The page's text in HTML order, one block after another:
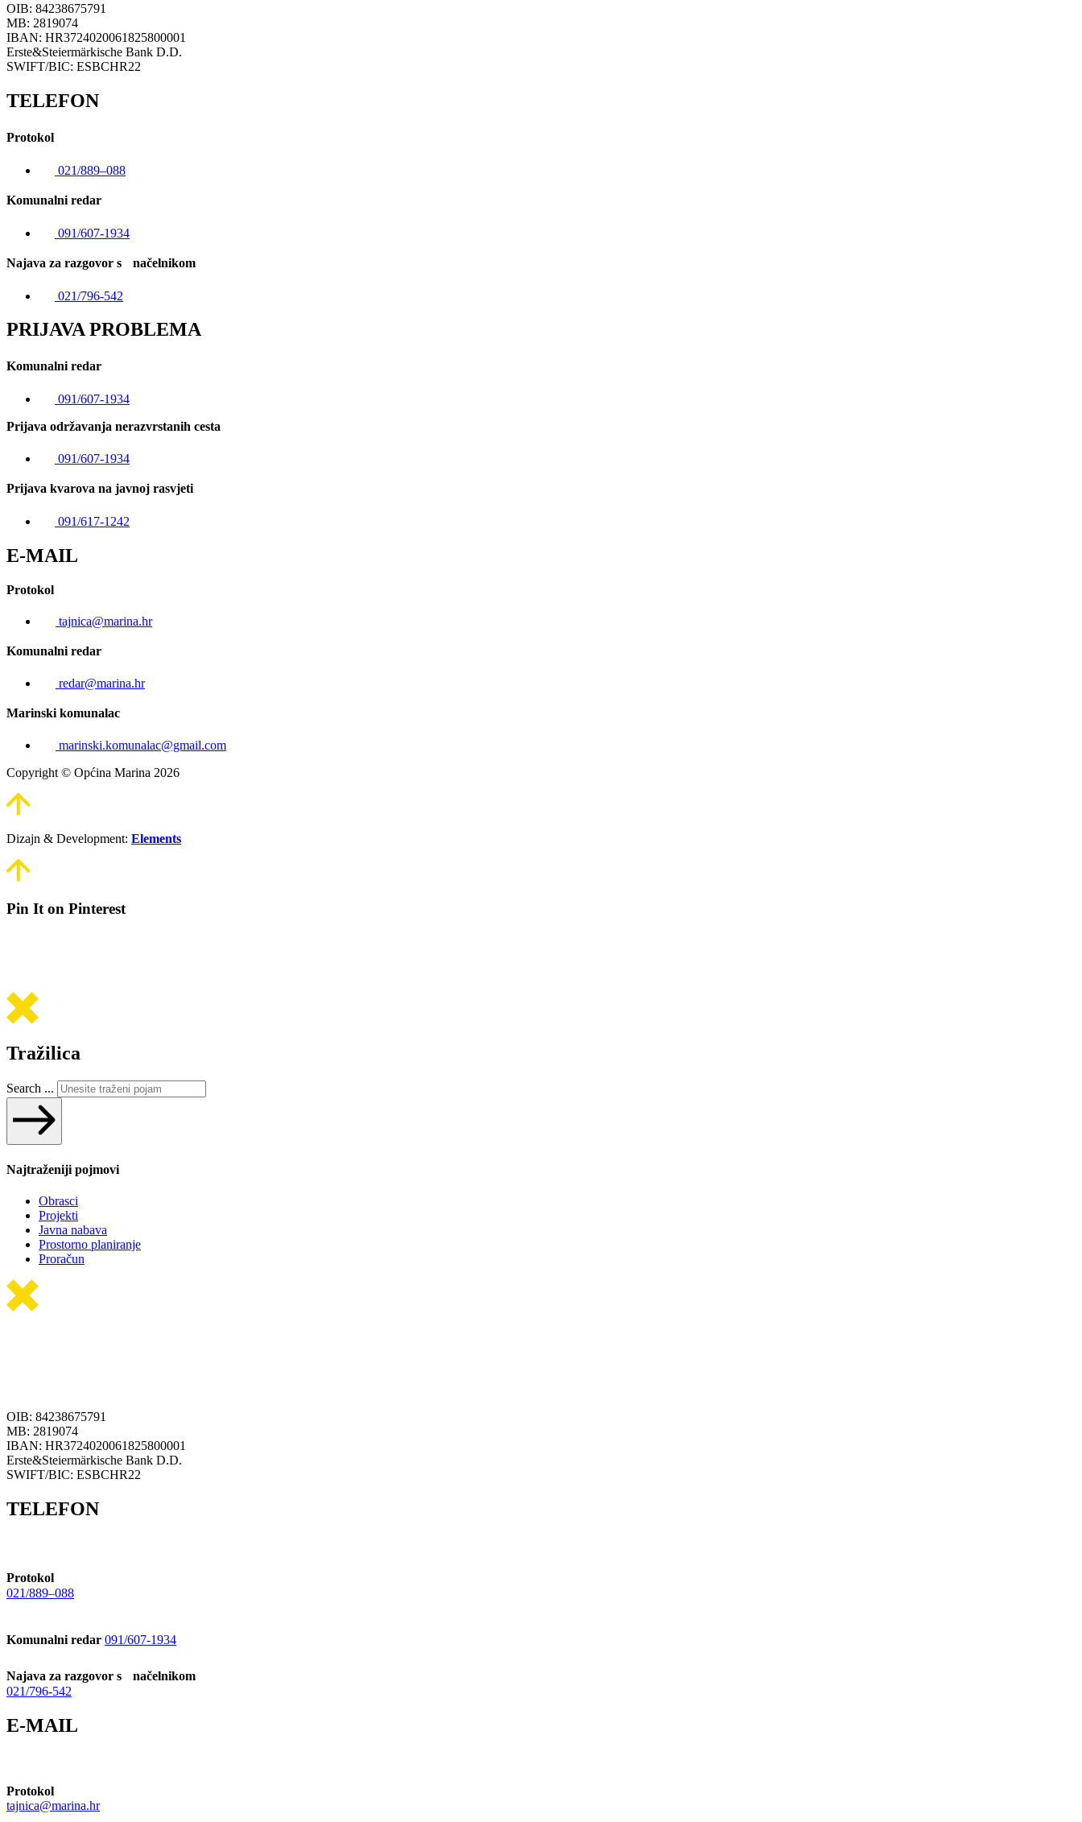
OIB: 84238675791
MB: 2819074
IBAN: HR3724020061825800001
Erste&Steiermärkische Bank D.D.
SWIFT/BIC: ESBCHR22
TELEFON
Protokol
021/889–088
Komunalni redar
091/607-1934
Najava za razgovor s načelnikom
021/796-542
PRIJAVA PROBLEMA
Komunalni redar
091/607-1934
Prijava održavanja nerazvrstanih cesta
091/607-1934
Prijava kvarova na javnoj rasvjeti
091/617-1242
E-MAIL
Protokol
tajnica@marina.hr
Komunalni redar
redar@marina.hr
Marinski komunalac
marinski.komunalac@gmail.com
Copyright © Općina Marina 2026
Dizajn & Development: Elements
Pin It on Pinterest
Tražilica
Search ...
Najtraženiji pojmovi
Obrasci
Projekti
Javna nabava
Prostorno planiranje
Proračun
OIB: 84238675791
MB: 2819074
IBAN: HR3724020061825800001
Erste&Steiermärkische Bank D.D.
SWIFT/BIC: ESBCHR22
TELEFON
Protokol
021/889–088
Komunalni redar 091/607-1934
Najava za razgovor s načelnikom
021/796-542
E-MAIL
Protokol
tajnica@marina.hr